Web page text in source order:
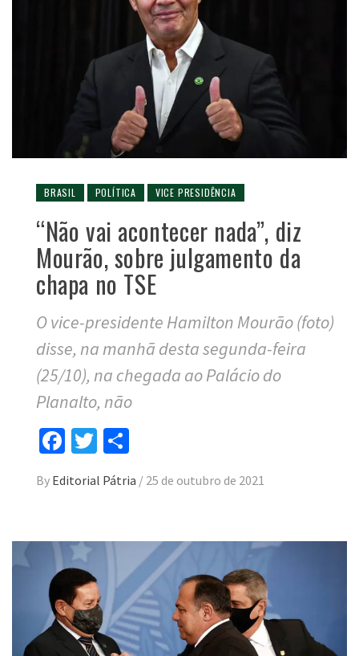
BRASIL POLÍTICA VICE PRESIDÊNCIA
“Não vai acontecer nada”, diz
Mourão, sobre julgamento da
chapa no TSE
O vice-presidente Hamilton Mourão (foto)
disse, na manhã desta segunda-feira
(25/10), na chegada ao Palácio do
Planalto, não
Facebook
Twitter
By Editorial Pátria / 25 de outubro de 2021